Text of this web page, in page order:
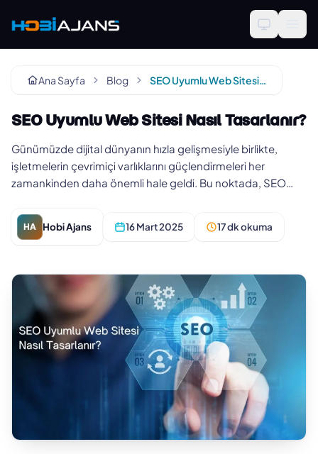
Ana Sayfa Blog SEO Uyumlu Web Sitesi Nasıl Tasarlanır?
SEO Uyumlu Web Sitesi Nasıl Tasarlanır?
Günümüzde dijital dünyanın hızla gelişmesiyle birlikte,
işletmelerin çevrimiçi varlıklarını güçlendirmeleri her
zamankinden daha önemli hale geldi. Bu noktada, SEO
HA Hobi Ajans 16 Mart 2025 17 dk okuma